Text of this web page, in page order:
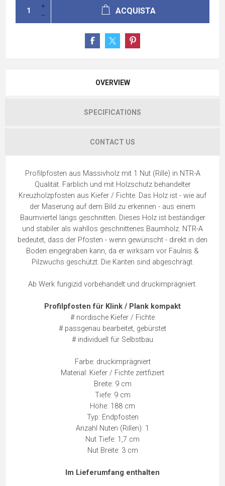
ACQUISTA
OVERVIEW
SPECIFICATIONS
CONTACT US
Profilpfosten aus Massivholz mit 1 Nut (Rille) in NTR-A
Qualität. Farblich und mit Holzschutz behandelter
Kreuzholzpfosten aus Kiefer / Fichte. Das Holz ist - wie auf
der Maserung auf dem Bild zu erkennen - aus einem
Baumviertel längs geschnitten. Dieses Holz ist beständiger
und stabiler als wahllos geschnittenes Baumholz. NTR-A
bedeutet, dass der Pfosten - wenn gewünscht - direkt in den
Boden eingegraben kann, da er wirksam vor Fäulnis &
Pilzwuchs geschützt. Die Kanten sind abgeschrägt.
Ab Werk fungizid vorbehandelt und druckimprägniert.
Profilpfosten für Klink / Plank kompakt
# nordische Kiefer / Fichte
# passgenau bearbeitet, gebürstet
# individuell für Selbstbau
Farbe: druckimprägniert
Material: Kiefer / Fichte zertfiziert
Breite: 9 cm
Tiefe: 9 cm
Höhe: 188 cm
Typ: Endpfosten
Anzahl Nuten (Rillen): 1
Nut Tiefe: 1,7 cm
Nut Breite: 3 cm
Im Lieferumfang enthalten